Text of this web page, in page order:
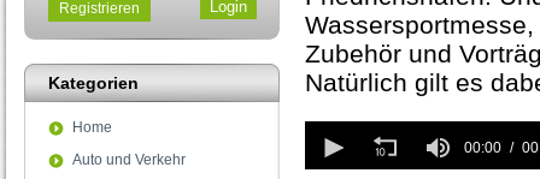
Registrieren
Kategorien
Home
Auto und Verkehr
Zubehör und
Natürlich gilt es
seconds
of
00:00